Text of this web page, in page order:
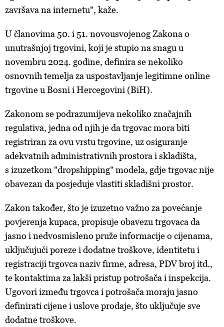
završava na internetu", kaže.
U članovima 50. i 51. novousvojenog Zakona o
unutrašnjoj trgovini, koji je stupio na snagu u
novembru 2024. godine, definira se nekoliko
osnovnih temelja za uspostavljanje legitimne online
trgovine u Bosni i Hercegovini (BiH).
Zakonom se podrazumijeva nekoliko značajnih
regulativa, jedna od njih je da trgovac mora biti
registriran za ovu vrstu trgovine, uz osiguranje
adekvatnih administrativnih prostora i skladišta,
s izuzetkom "dropshipping" modela, gdje trgovac nije
obavezan da posjeduje vlastiti skladišni prostor.
Zakon također, što je izuzetno važno za povećanje
povjerenja kupaca, propisuje obavezu trgovaca da
jasno i nedvosmisleno pruže informacije o cijenama,
uključujući poreze i dodatne troškove, identitetu i
registraciji trgovca naziv firme, adresa, PDV broj itd.,
te kontaktima za lakši pristup potrošača i inspekcija.
Ugovori između trgovca i potrošača moraju jasno
definirati cijene i uslove prodaje, što uključuje sve
dodatne troškove.